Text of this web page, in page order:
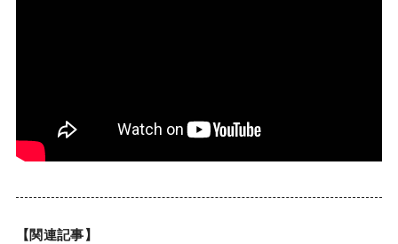
【関連記事】